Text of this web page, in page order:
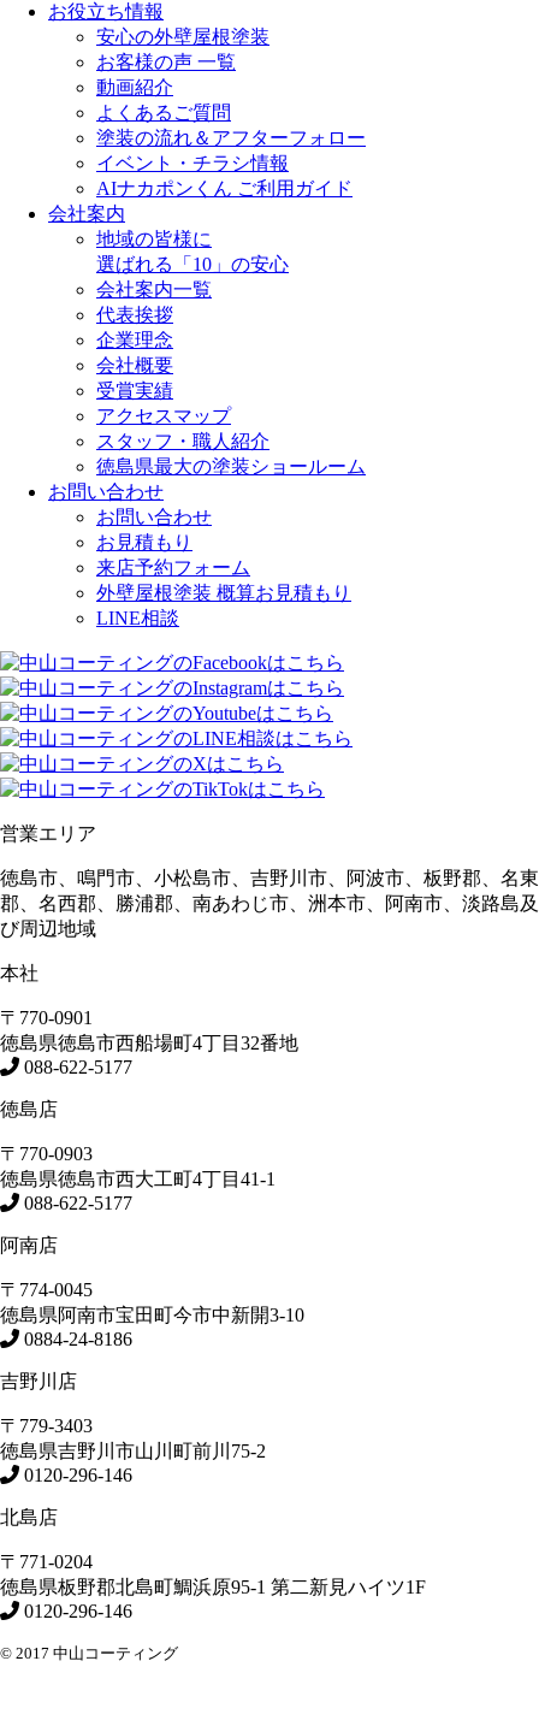
お役立ち情報
安心の外壁屋根塗装
お客様の声 一覧
動画紹介
よくあるご質問
塗装の流れ＆アフターフォロー
イベント・チラシ情報
AIナカポンくん ご利用ガイド
会社案内
地域の皆様に
選ばれる「10」の安心
会社案内一覧
代表挨拶
企業理念
会社概要
受賞実績
アクセスマップ
スタッフ・職人紹介
徳島県最大の塗装ショールーム
お問い合わせ
お問い合わせ
お見積もり
来店予約フォーム
外壁屋根塗装 概算お見積もり
LINE相談
営業エリア
徳島市、鳴門市、小松島市、吉野川市、阿波市、板野郡、名東
郡、名西郡、勝浦郡、南あわじ市、洲本市、阿南市、淡路島及
び周辺地域
本社
〒770-0901
徳島県徳島市西船場町4丁目32番地
088-622-5177
徳島店
〒770-0903
徳島県徳島市西大工町4丁目41-1
088-622-5177
阿南店
〒774-0045
徳島県阿南市宝田町今市中新開3-10
0884-24-8186
吉野川店
〒779-3403
徳島県吉野川市山川町前川75-2
0120-296-146
北島店
〒771-0204
徳島県板野郡北島町 鯛浜原95-1 第二新見ハイツ1F
0120-296-146
© 2017 中山コーティング